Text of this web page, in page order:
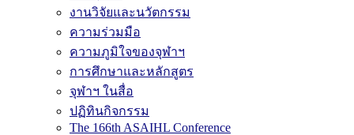
งานวิจัยและนวัตกรรม
ความร่วมมือ
ความภูมิใจของจุฬาฯ
การศึกษาและหลักสูตร
จุฬาฯ ในสื่อ
ปฏิทินกิจกรรม
The 166th ASAIHL Conference